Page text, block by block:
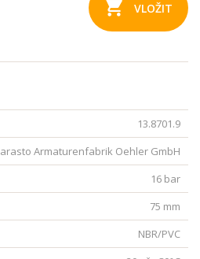
VLOŽIT
13.8701.9
Karasto Armaturenfabrik Oehler GmbH
16 bar
75 mm
NBR/PVC